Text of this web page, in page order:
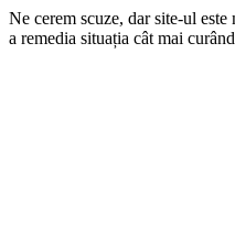
Ne cerem scuze, dar site-ul
a remedia situația cât mai